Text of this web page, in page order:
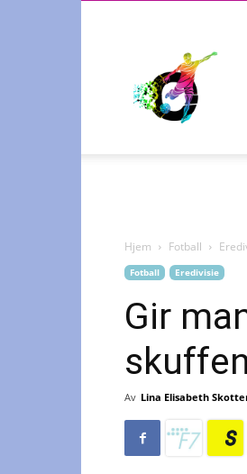
Hjem Fotball
Fotball Eredivisie
Gir
Av Lina Elisabeth